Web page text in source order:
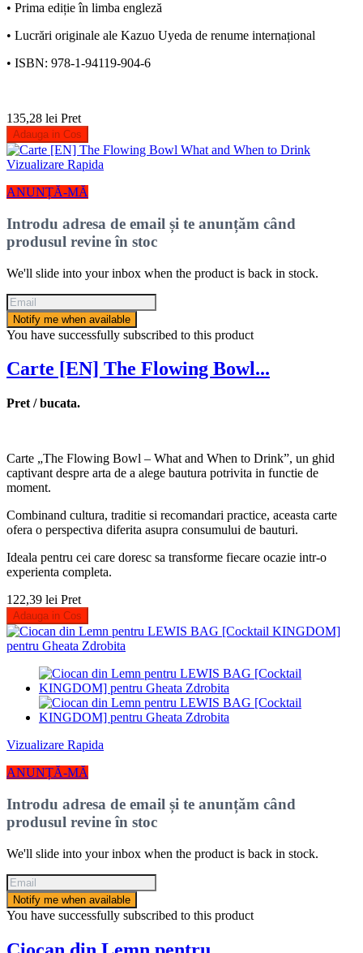
• Prima ediție în limba engleză
• Lucrări originale ale Kazuo Uyeda de renume internațional
• ISBN: 978-1-94119-904-6
135,28 lei Pret
Adauga in Cos
Vizualizare Rapida
ANUNȚĂ-MĂ
Introdu adresa de email și te anunțăm când
produsul revine în stoc
We'll slide into your inbox when the product is back in stock.
Notify me when available
You have successfully subscribed to this product
Carte [EN] The Flowing Bowl...
Pret / bucata.
Carte „The Flowing Bowl – What and When to Drink”, un ghid
captivant despre arta de a alege bautura potrivita in functie de
moment.
Combinand cultura, traditie si recomandari practice, aceasta carte
ofera o perspectiva diferita asupra consumului de bauturi.
Ideala pentru cei care doresc sa transforme fiecare ocazie intr-o
experienta completa.
122,39 lei Pret
Adauga in Cos
Vizualizare Rapida
ANUNȚĂ-MĂ
Introdu adresa de email și te anunțăm când
produsul revine în stoc
We'll slide into your inbox when the product is back in stock.
Notify me when available
You have successfully subscribed to this product